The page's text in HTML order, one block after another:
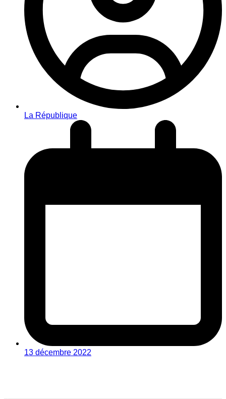
La République
13 décembre 2022